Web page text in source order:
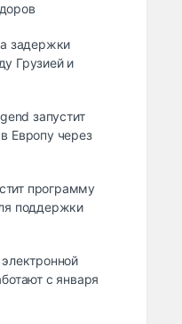
задержки
Грузией и
запустит
Европу через
программу
поддержки
с января